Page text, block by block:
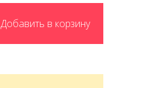
Добавить в корзину